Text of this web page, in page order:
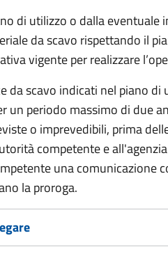
di utilizzo o dalla eventuale
da scavo rispettando il
vigente per realizzare
da scavo indicati nel piano di
un periodo massimo di due
o imprevedibili, prima
competente e
una comunicazione
la proroga.